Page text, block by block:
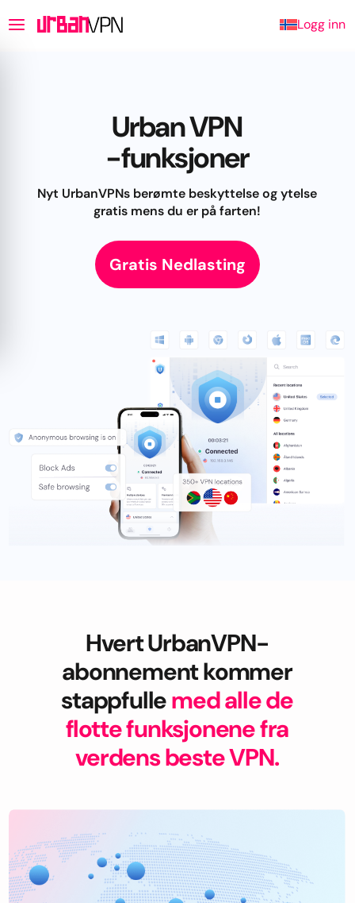
Logg inn
Urban VPN
-funksjoner
Nyt UrbanVPNs berømte beskyttelse og ytelse
gratis mens du er på farten!
Gratis Nedlasting
Hvert UrbanVPN-
abonnement kommer
stappfullemed alle de
flotte funksjonene fra
verdens beste VPN.